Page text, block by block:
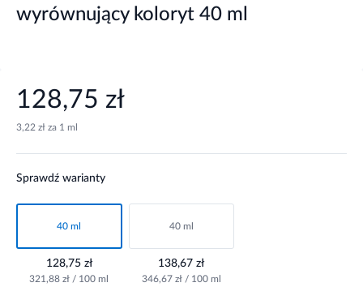
wyrównujący koloryt 40 ml
128,75 zł
3,22 zł za 1 ml
Sprawdź warianty
40 ml
128,75 zł
321,88 zł / 100 ml
40 ml
138,67 zł
346,67 zł / 100 ml